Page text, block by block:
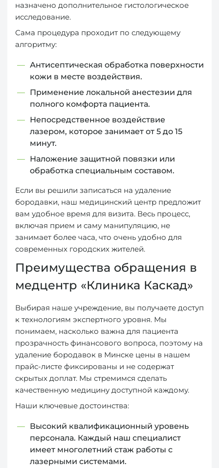
назначено дополнительное гистологическое
исследование.
Сама процедура проходит по следующему
алгоритму:
Антисептическая обработка поверхности
кожи в месте воздействия.
Применение локальной анестезии для
полного комфорта пациента.
Непосредственное воздействие
лазером, которое занимает от 5 до 15
минут.
Наложение защитной повязки или
обработка специальным составом.
Если вы решили записаться на удаление
бородавки, наш медицинский центр предложит
вам удобное время для визита. Весь процесс,
включая прием и саму манипуляцию, не
занимает более часа, что очень удобно для
современных городских жителей.
Преимущества обращения в
медцентр «Клиника Каскад»
Выбирая наше учреждение, вы получаете доступ
к технологиям экспертного уровня. Мы
понимаем, насколько важна для пациента
прозрачность финансового вопроса, поэтому на
удаление бородавок в Минске цены в нашем
прайс-листе фиксированы и не содержат
скрытых доплат. Мы стремимся сделать
качественную медицину доступной каждому.
Наши ключевые достоинства:
Высокий квалификационный уровень
персонала. Каждый наш специалист
имеет многолетний стаж работы с
лазерными системами.